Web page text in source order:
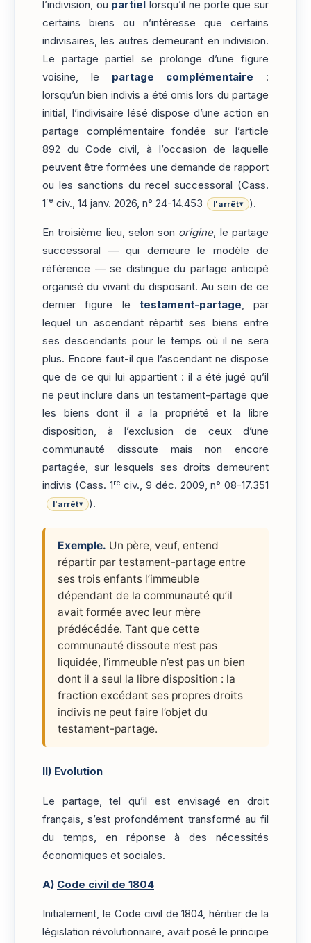
l’indivision, ou partiel lorsqu’il ne porte que sur
certains biens ou n’intéresse que certains
indivisaires, les autres demeurant en indivision.
Le partage partiel se prolonge d’une figure
voisine, le partage complémentaire :
lorsqu’un bien indivis a été omis lors du partage
initial, l’indivisaire lésé dispose d’une action en
partage complémentaire fondée sur l’article
892 du Code civil, à l’occasion de laquelle
peuvent être formées une demande de rapport
ou les sanctions du recel successoral (Cass.
1re civ., 14 janv. 2026, n° 24-14.453 l'arrêt▾ ).
En troisième lieu, selon son origine, le partage
successoral — qui demeure le modèle de
référence — se distingue du partage anticipé
organisé du vivant du disposant. Au sein de ce
dernier figure le testament-partage, par
lequel un ascendant répartit ses biens entre
ses descendants pour le temps où il ne sera
plus. Encore faut-il que l’ascendant ne dispose
que de ce qui lui appartient : il a été jugé qu’il
ne peut inclure dans un testament-partage que
les biens dont il a la propriété et la libre
disposition, à l’exclusion de ceux d’une
communauté dissoute mais non encore
partagée, sur lesquels ses droits demeurent
indivis (Cass. 1 re civ., 9 déc. 2009, n° 08-17.351
l'arrêt▾ ).
Exemple. Un père, veuf, entend
répartir par testament-partage entre
ses trois enfants l’immeuble
dépendant de la communauté qu’il
avait formée avec leur mère
prédécédée. Tant que cette
communauté dissoute n’est pas
liquidée, l’immeuble n’est pas un bien
dont il a seul la libre disposition : la
fraction excédant ses propres droits
indivis ne peut faire l’objet du
testament-partage.
II) Evolution
Le partage, tel qu’il est envisagé en droit
français, s’est profondément transformé au fil
du temps, en réponse à des nécessités
économiques et sociales.
A) Code civil de 1804
Initialement, le Code civil de 1804, héritier de la
législation révolutionnaire, avait posé le principe